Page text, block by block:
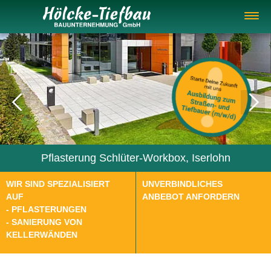
Springe direkt zu:
Hauptmenü
Inhalt
Pause
Pflasterung Schlüter-Workbox, Iserlohn
Pflasterung Wilde Ente, Iserlohn
WIR SIND SPEZIALISIERT
AUF
- PFLASTERUNGEN
- SANIERUNG VON
KELLERWÄNDEN
UNVERBINDLICHES
ANBEBOT ANFORDERN